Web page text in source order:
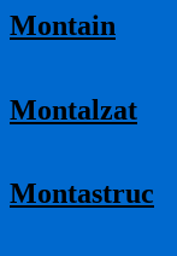
Montain
Montalzat
Montastruc